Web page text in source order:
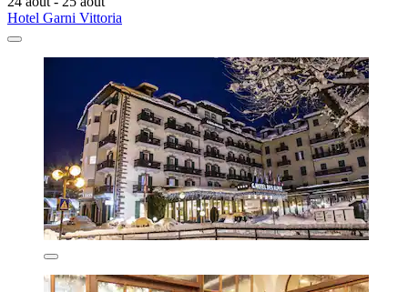
Hotel Garni Vittoria